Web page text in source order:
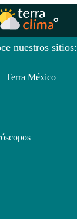
nuestros sitios:
Terra México